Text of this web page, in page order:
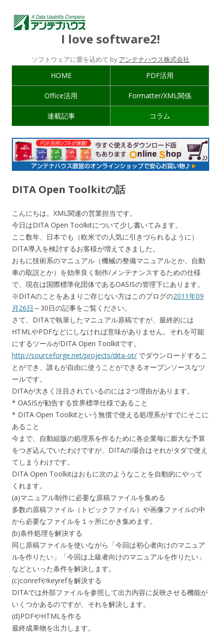
I love software2!
ソフトウェアに愛を込めて by アンテナハウス株式会社
HOME PDF活用
Office活用 Formatter/XML関係
連載記事 コラム
DITA Open Toolkitの話
こんにちは。XML関連の営業担当です。
今日はDITA Open Toolkitについて少し書いてみます。
ここ数年、日本でも（欧米での人気に引きづられるように）
DITA導入を検討するお客様が増えてきました。
おもに技術系のマニュアル（機械の整備マニュアルとか、自動
車の取説とか）を効率良く制作/メンテナンスするための仕様
で、現在は国際標準化団体であるOASISの管理下にあります。
※DITAのことをあまりご存じない方はこのブログの2011年09
月26日 ～30日の記事をご覧ください。
さて、DITAで執筆したマニュアル原稿ですが、最終的には
HTMLやPDFなどにしなければ意味がありません。それを可能
にするツールがDITA Open Toolkitです。
http://sourceforge.net/projects/dita-ot/ でダウンロードするこ
とができ、誰もが自由に使うことができるオープンソースなツ
ールです。
DITAが大きく注目されているのには２つ理由があります。
* OASISが勧告する世界標準仕様であること
* DITA Open Toolkitという無償で使える処理系がすでにそこに
あること
今まで、自動組版の処理系を作るために各企業毎に膨大な予算
をつぎ込んでいたわけですが、DITAの場合はそれがタダで使え
てしまうわけです。
DITA Open Toolkitはおもに次のようなことを自動的にやって
くれます。
(a)マニュアル制作に必要な原稿ファイルを集める
多数の原稿ファイル（トピックファイル）や画像ファイルの中
から必要なファイルを１ヶ所にかき集めます。
(b)条件処理を解決する
同じ原稿ファイルを使いながら「今回は初心者向けのマニュア
ルを作りたい」「今回は上級者向けのマニュアルを作りたい」
などといった条件を解決します。
(c)conrefやkeyrefを解決する
DITAでは外部ファイルを参照して出力内容に反映させる機能が
いくつかあるのですが、それを解決します。
(d)PDFやHTMLを作る
最終成果物を出力します。